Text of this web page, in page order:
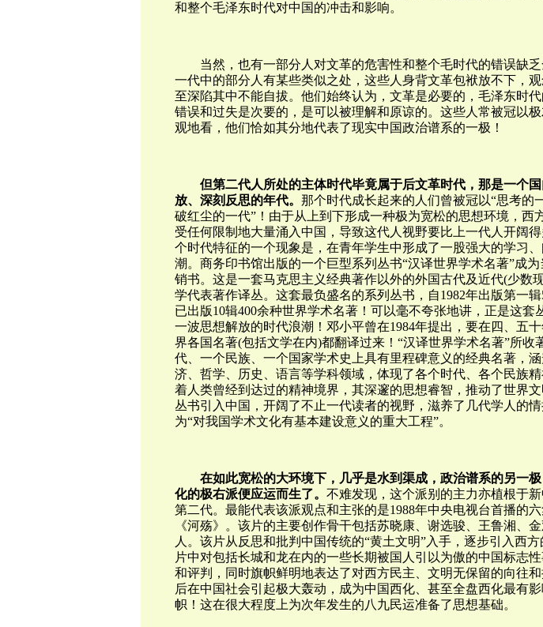
和整个毛泽东时代对中国的冲击和影响。
当然，也有一部分人对文革的危害性和整个毛时代的错误缺
一代中的部分人有某些类似之处，这些人身背文革包袱放不下，
至深陷其中不能自拔。他们始终认为，文革是必要的，毛泽东时代
错误和过失是次要的，是可以被理解和原谅的。这些人常被冠以
观地看，他们恰如其分地代表了现实中国政治谱系的一极！
但第二代人所处的主体时代毕竟属于后文革时代，那是一个
放、深刻反思的年代。 那个时代成长起来的人们曾被冠以“思考的
破红尘的一代”！由于从上到下形成一种极为宽松的思想环境，西
受任何限制地大量涌入中国，导致这代人视野要比上一代人开阔
个时代特征的一个现象是，在青年学生中形成了一股强大的学习
潮。商务印书馆出版的一个巨型系列丛书“汉译世界学术名著”成
销书。这是一套马克思主义经典著作以外的外国古代及近代(少数
学代表著作译丛。这套最负盛名的系列丛书，自1982年出版第一辑
已出版10辑400余种世界学术名著！可以毫不夸张地讲，正是这套
一波思想解放的时代浪潮！邓小平曾在1984年提出，要在四、五
界各国名著(包括文学在内)都翻译过来！“汉译世界学术名著”所收
代、一个民族、一个国家学术史上具有里程碑意义的经典名著，
济、哲学、历史、语言等学科领域，体现了各个时代、各个民族
着人类曾经到达过的精神境界，其深邃的思想睿智，推动了世界
丛书引入中国，开阔了不止一代读者的视野，滋养了几代学人的
为“对我国学术文化有基本建设意义的重大工程”。
在如此宽松的大环境下，几乎是水到渠成，政治谱系的另一
化的极右派便应运而生了。 不难发现，这个派别的主力亦植根于
第二代。最能代表该派观点和主张的是1988年中央电视台首播的
《河殇》。该片的主要创作骨干包括苏晓康、谢选骏、王鲁湘、
人。该片从反思和批判中国传统的“黄土文明”入手，逐步引入西方
片中对包括长城和龙在内的一些长期被国人引以为傲的中国标志
和评判，同时旗帜鲜明地表达了对西方民主、文明无保留的向往
后在中国社会引起极大轰动，成为中国西化、甚至全盘西化最有
帜！这在很大程度上为次年发生的八九民运准备了思想基础。